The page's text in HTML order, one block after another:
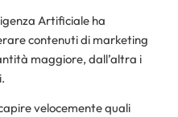
Artificiale ha
contenuti di marketing
maggiore, dall’altra i
velocemente quali